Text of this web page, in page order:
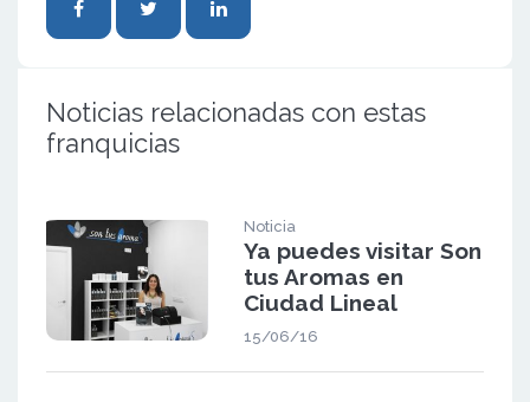
Noticias relacionadas con estas
franquicias
Noticia
Ya puedes visitar Son
tus Aromas en
Ciudad Lineal
15/06/16